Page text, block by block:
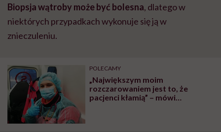
Biopsja wątroby może być bolesna, dlatego w
niektórych przypadkach wykonuje się ją w
znieczuleniu.
POLECAMY
„Największym moim
rozczarowaniem jest to, że
pacjenci kłamią” – mówi